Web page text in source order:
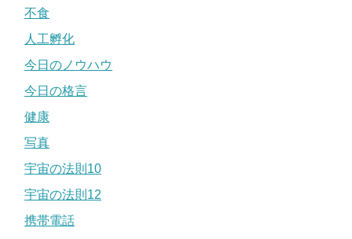
不食
人工孵化
今日のノウハウ
今日の格言
健康
写真
宇宙の法則10
宇宙の法則12
携帯電話